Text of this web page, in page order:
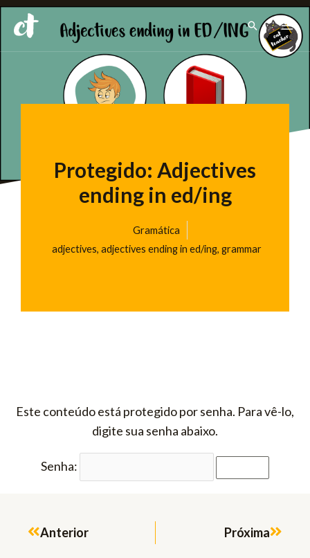
Ir
para
Pesquisar
Protegido: Adjectives
ending in ed/ing
Gramática
adjectives, adjectives ending in ed/ing, grammar
Este conteúdo está protegido por senha. Para vê-lo,
digite sua senha abaixo.
Senha:
Anterior Próxima